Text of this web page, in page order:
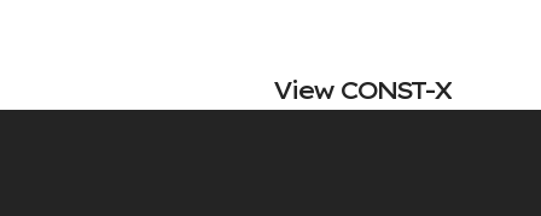
View CONST-X